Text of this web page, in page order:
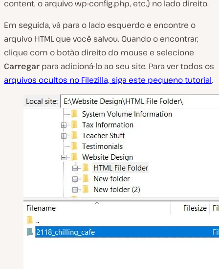
content, o arquivo wp-config.php, etc.) no lado direito.
Em seguida, vá para o lado esquerdo e encontre o
arquivo HTML que você salvou. Quando o encontrar,
clique com o botão direito do mouse e selecione
Carregar para adicioná-lo ao seu site. Para ver todos os
arquivos ocultos no Filezilla, siga este pequeno tutorial.